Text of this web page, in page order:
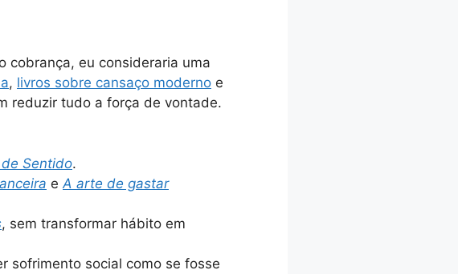
cobrança, eu consideraria uma
, livros sobre cansaço moderno e
reduzir tudo a força de vontade.
Sentido.
e A arte de gastar
, sem transformar hábito em
sofrimento social como se fosse